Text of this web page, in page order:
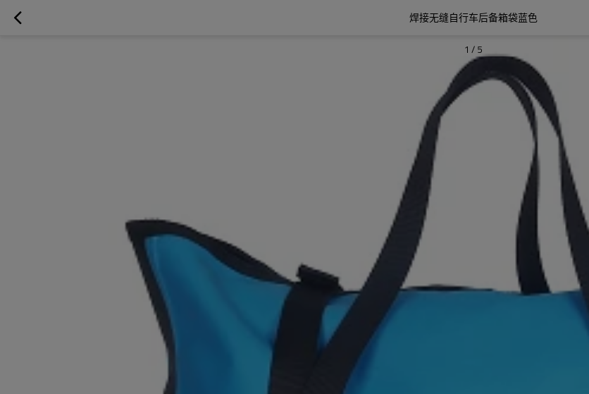
焊接无缝自行车后备箱袋蓝色
1 / 5